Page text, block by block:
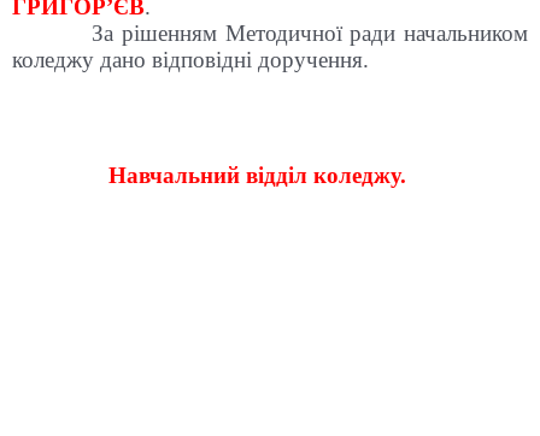
ГРИГОР’ЄВ.
За рішенням Методичної ради начальником
коледжу дано відповідні доручення.
Навчальний відділ коледжу.